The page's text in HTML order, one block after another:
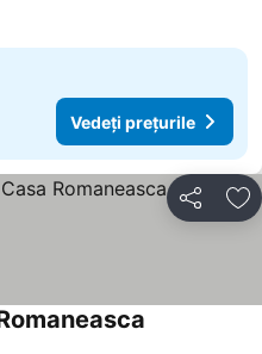
Vedeți prețurile
Distribuiți